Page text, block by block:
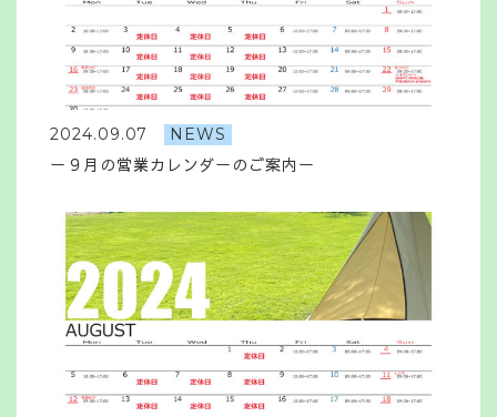
2024.09.07 NEWS
ー９月の営業カレンダーのご案内ー